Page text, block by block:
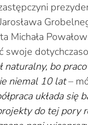
Michała
swoje
naturalny, bo
niemal 10 lat–
układa się
do tej pory